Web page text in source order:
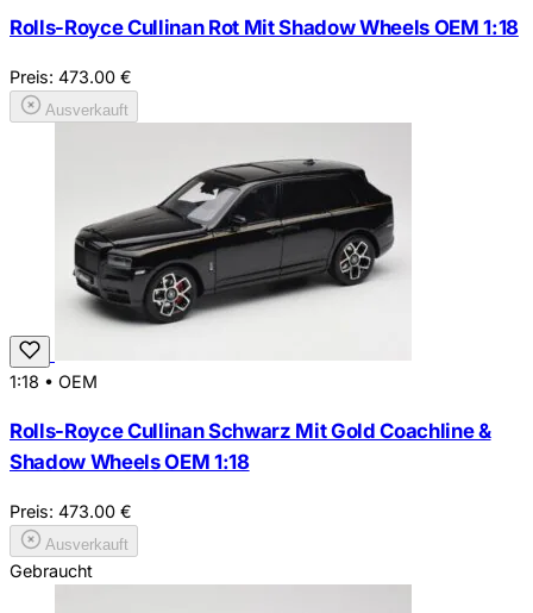
Rolls-Royce Cullinan Rot Mit Shadow Wheels OEM 1:18
Preis: 473.00 €
Ausverkauft
1:18 • OEM
Rolls-Royce Cullinan Schwarz Mit Gold Coachline &
Shadow Wheels OEM 1:18
Preis: 473.00 €
Ausverkauft
Gebraucht